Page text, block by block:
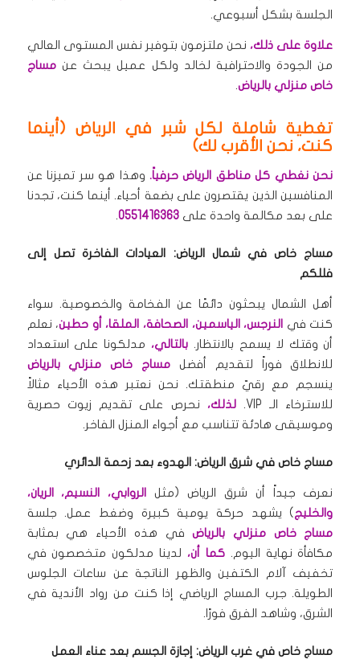
الجلسة بشكل أسبوعي.
علاوة على ذلك، نحن ملتزمون بتوفير نفس المستوى العالي
من الجودة والاحترافية لخالد ولكل عميل يبحث عنمساج
خاص منزلي بالرياض.
تغطية شاملة لكل شبر في الرياض (أينما
كنت، نحن الأقرب لك)
نحن نغطي كل مناطق الرياض حرفياً. وهذا هو سر تميزنا عن
المنافسين الذين يقتصرون على بضعة أحياء. أينما كنت، تجدنا
على بعد مكالمة واحدة على 0551416363
.
مساج خاص في شمال الرياض: العيادات الفاخرة تصل إلى
فللكم
أهل الشمال يبحثون دائمًا عن الفخامة والخصوصية. سواء
كنت في النرجس، الياسمين، الصحافة، الملقا، أو حطين، نعلم
أن وقتك لا يسمح بالانتظار. بالتالي، مدلكونا على استعداد
للانطلاق فوراً لتقديم أفضل مساج خاص منزلي بالرياض
ينسجم مع رقيّ منطقتك. نحن نعتبر هذه الأحياء مثالاً
للاسترخاء الـ VIP.
لذلك، نحرص على تقديم زيوت حصرية
وموسيقى هادئة تتناسب مع أجواء المنزل الفاخر.
مساج خاص في شرق الرياض: الهدوء بعد زحمة الدائري
نعرف جيداً أن شرق الرياض (مثل
الروابي، النسيم، الريان،
والخليج ) يشهد حركة يومية كبيرة وضغط عمل. جلسة
مساج خاص منزلي بالرياضفي هذه الأحياء هي بمثابة
مكافأة نهاية اليوم.كما أن، لدينا مدلكون متخصصون في
تخفيف آلام الكتفين والظهر الناتجة عن ساعات الجلوس
الطويلة. جرب المساج الرياضي إذا كنت من رواد الأندية في
الشرق، وشاهد الفرق فورًا.
مساج خاص في غرب الرياض: إجازة الجسم بعد عناء العمل